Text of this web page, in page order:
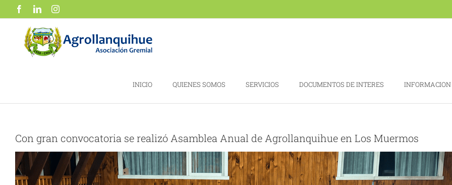
al
contenido
FacebookLinkedInInstagram
INICIO QUIENES SOMOS SERVICIOS DOCUMENTOS DE INTERES INFORMACION
Con gran convocatoria se realizó Asamblea Anual de Agrollanquihue en Los Muermos
Ver
imagen
más